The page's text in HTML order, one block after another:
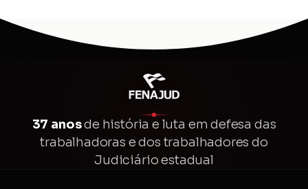
37 anosde história e luta em defesa das
trabalhadoras e dos trabalhadores do
Judiciário estadual